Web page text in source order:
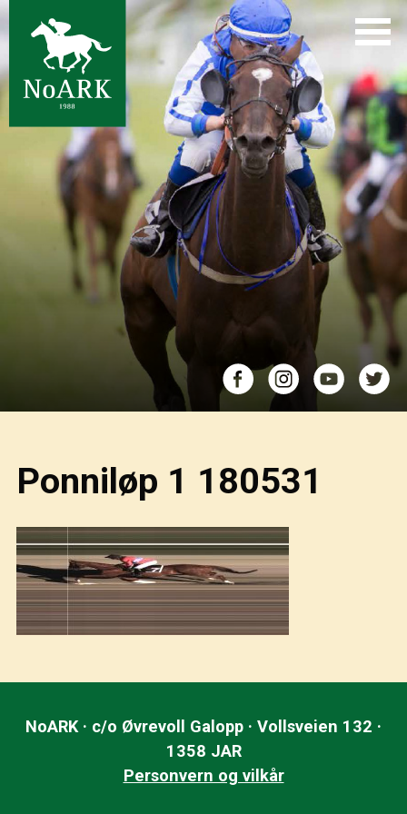
Ponniløp 1 180531
NoARK · c/o Øvrevoll Galopp · Vollsveien 132 ·
1358 JAR
Personvern og vilkår